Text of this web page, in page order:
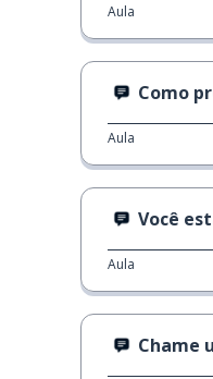
Aula
Como
Aula
Você
Aula
Chame